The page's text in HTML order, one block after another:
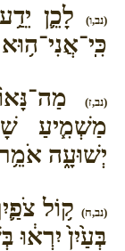
(נב,ו)
לָכֵ֛ן
(נב,ז)
מַשְׁמִ֧יעַ
יְשׁוּעָ֑ה אֹמֵ֥ר
(נב,ח) ק֥וֹל
בְּעַ֙יִן֙ יִרְא֔וּ